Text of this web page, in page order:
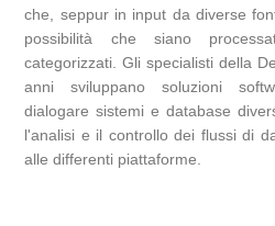
che, seppur in input da diverse
possibilità che siano
categorizzati. Gli specialisti della
anni sviluppano soluzioni
dialogare sistemi e database
l'analisi e il controllo dei flussi di
alle differenti piattaforme.